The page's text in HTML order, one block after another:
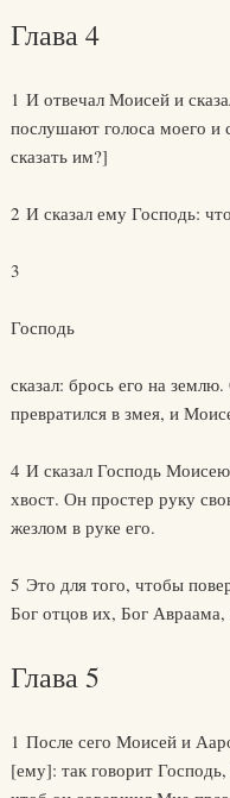
Глава 4
1 И отвечал Моисей и
послушают голоса моего и
сказать им?]
2 И сказал ему Господь:
3
Господь
сказал: брось его на
превратился в змея, и
4 И сказал Господь
хвост. Он простер руку
жезлом в руке его.
5 Это для того, чтобы
Бог отцов их, Бог
Глава 5
1 После сего Моисей и
[ему]: так говорит